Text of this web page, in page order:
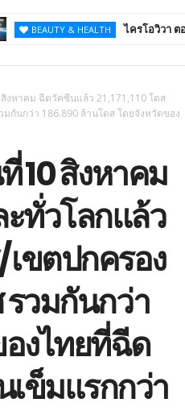
& HEALTH
ไครโอวิวา ตอกย้ำภาพ
งหาคม ฉีดวัคซีนแล้ว 21,171,110 โดส
กันกว่า 186.890 ล้านโดส โดยจังหวัดของ
10 สิงหาคม
ะทั่วโลกแล้ว
เขตปกครอง
วมกันกว่า
งไทยที่ฉีด
ข็มแรกกว่า